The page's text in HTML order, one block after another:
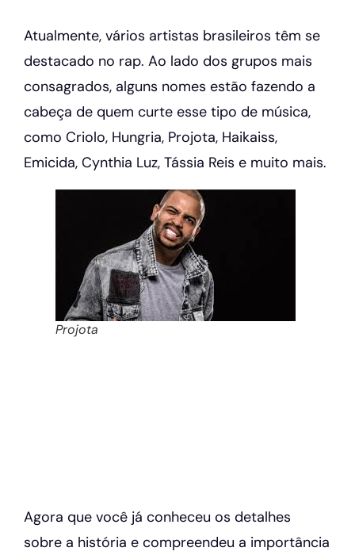
Atualmente, vários artistas brasileiros têm se
destacado no rap. Ao lado dos grupos mais
consagrados, alguns nomes estão fazendo a
cabeça de quem curte esse tipo de música,
como Criolo, Hungria, Projota, Haikaiss,
Emicida, Cynthia Luz, Tássia Reis e muito mais.
Projota
Agora que você já conheceu os detalhes
sobre a história e compreendeu a importância